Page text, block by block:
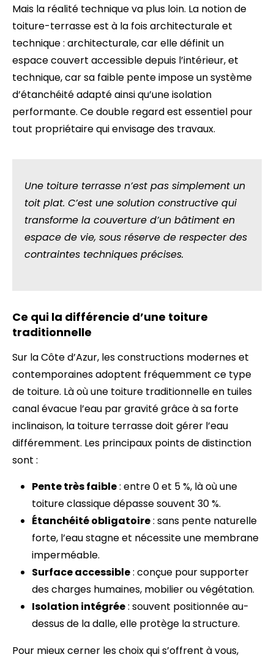
Mais la réalité technique va plus loin. La notion de
toiture-terrasse est à la fois architecturale et
technique : architecturale, car elle définit un
espace couvert accessible depuis l’intérieur, et
technique, car sa faible pente impose un système
d’étanchéité adapté ainsi qu’une isolation
performante. Ce double regard est essentiel pour
tout propriétaire qui envisage des travaux.
Une toiture terrasse n’est pas simplement un
toit plat. C’est une solution constructive qui
transforme la couverture d’un bâtiment en
espace de vie, sous réserve de respecter des
contraintes techniques précises.
Ce qui la différencie d’une toiture
traditionnelle
Sur la Côte d’Azur, les constructions modernes et
contemporaines adoptent fréquemment ce type
de toiture. Là où une toiture traditionnelle en tuiles
canal évacue l’eau par gravité grâce à sa forte
inclinaison, la toiture terrasse doit gérer l’eau
différemment. Les principaux points de distinction
sont :
Pente très faible: entre 0 et 5 %, là où une
toiture classique dépasse souvent 30 %.
Étanchéité obligatoire: sans pente naturelle
forte, l’eau stagne et nécessite une membrane
imperméable.
Surface accessible: conçue pour supporter
des charges humaines, mobilier ou végétation.
Isolation intégrée: souvent positionnée au-
dessus de la dalle, elle protège la structure.
Pour mieux cerner les choix qui s’offrent à vous,